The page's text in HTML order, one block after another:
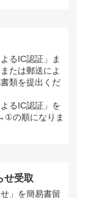
るIC認証」ま
たは郵送によ
類を提出くだ
るIC認証」を
の順になりま
せ受取
」を簡易書留